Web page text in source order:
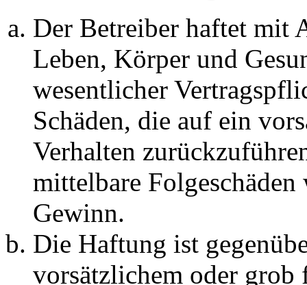
Der Betreiber haftet mit
Leben, Körper und
wesentlicher
Schäden, die auf ein
Verhalten
mittelbare Folgeschäden
Gewinn.
Die Haftung ist
vorsätzlichem oder grob